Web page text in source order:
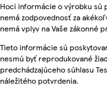
Hoci informácie o výrobku sú
nemá zodpovednosť za
nemá vplyv na Vaše zákonné
Tieto informácie sú
nesmú byť reprodukované
predchádzajúceho súhlasu
náležitého potvrdenia.